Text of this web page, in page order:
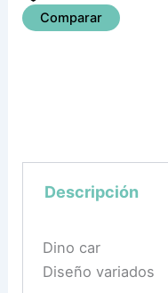
Comparar
Descripción
Dino car
Diseño variados